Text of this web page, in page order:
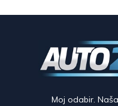
Moj odabir.